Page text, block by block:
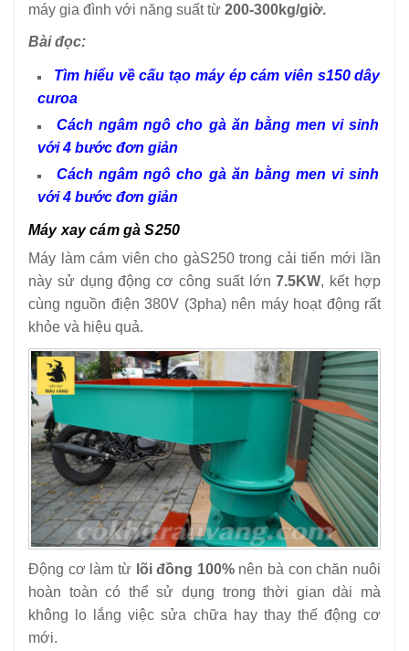
máy gia đình với năng suất từ 200-300kg/giờ.
Bài đọc:
Tìm hiểu về cấu tạo máy ép cám viên s150 dây
curoa
Cách ngâm ngô cho gà ăn bằng men vi sinh
với 4 bước đơn giản
Cách ngâm ngô cho gà ăn bằng men vi sinh
với 4 bước đơn giản
Máy xay cám gà S250
Máy làm cám viên cho gàS250 trong cải tiến mới lần
này sử dụng động cơ công suất lớn7.5KW, kết hợp
cùng nguồn điện 380V (3pha) nên máy hoạt động rất
khỏe và hiệu quả.
Động cơ làm từ lõi đồng 100%nên bà con chăn nuôi
hoàn toàn có thể sử dụng trong thời gian dài mà
không lo lắng việc sửa chữa hay thay thế động cơ
mới.